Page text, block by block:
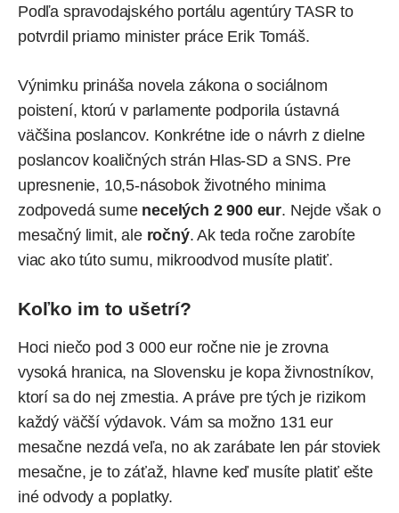
Podľa spravodajského portálu agentúry TASR to
potvrdil priamo minister práce Erik Tomáš.
Výnimku prináša novela zákona o sociálnom
poistení, ktorú v parlamente podporila ústavná
väčšina poslancov. Konkrétne ide o návrh z dielne
poslancov koaličných strán Hlas-SD a SNS. Pre
upresnenie, 10,5-násobok životného minima
zodpovedá sume necelých 2 900 eur. Nejde však o
mesačný limit, ale ročný. Ak teda ročne zarobíte
viac ako túto sumu, mikroodvod musíte platiť.
Koľko im to ušetrí?
Hoci niečo pod 3 000 eur ročne nie je zrovna
vysoká hranica, na Slovensku je kopa živnostníkov,
ktorí sa do nej zmestia. A práve pre tých je rizikom
každý väčší výdavok. Vám sa možno 131 eur
mesačne nezdá veľa, no ak zarábate len pár stoviek
mesačne, je to záťaž, hlavne keď musíte platiť ešte
iné odvody a poplatky.